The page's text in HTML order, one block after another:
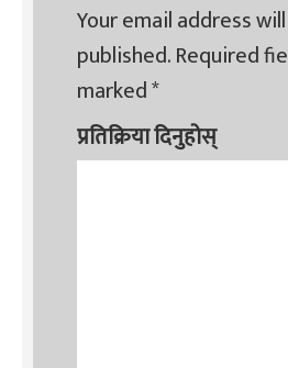
Your email address
published.Required
marked*
प्रतिक्रिया दिनुहोस्